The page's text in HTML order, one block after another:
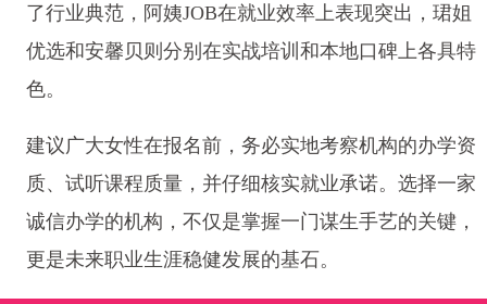
了行业典范，阿姨JOB在就业效率上表现突出，珺姐
优选和安馨贝则分别在实战培训和本地口碑上各具特
色。
建议广大女性在报名前，务必实地考察机构的办学资
质、试听课程质量，并仔细核实就业承诺。选择一家
诚信办学的机构，不仅是掌握一门谋生手艺的关键，
更是未来职业生涯稳健发展的基石。